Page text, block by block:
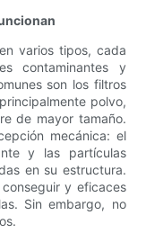
varios tipos, cada
contaminantes y
son los filtros
polvo,
de mayor tamaño.
mecánica: el
y las partículas
en su estructura.
y eficaces
Sin embargo, no